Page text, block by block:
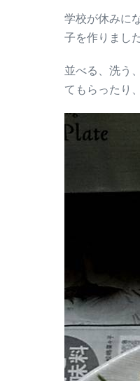
学校が休みに
子を作りまし
並べる、洗う
てもらったり